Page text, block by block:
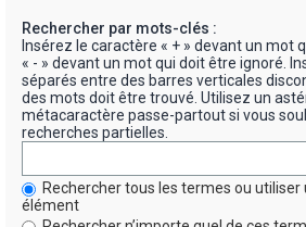
Rechercher par mots-clés :
Insérez le caractère « + » devant un mot
« - » devant un mot qui doit être ignoré.
séparés entre des barres verticales
des mots doit être trouvé. Utilisez un
métacaractère passe-partout si vous
recherches partielles.
Rechercher tous les termes ou
élément